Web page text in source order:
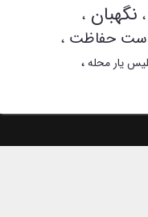
نگهبان
حفاظت
یار محله